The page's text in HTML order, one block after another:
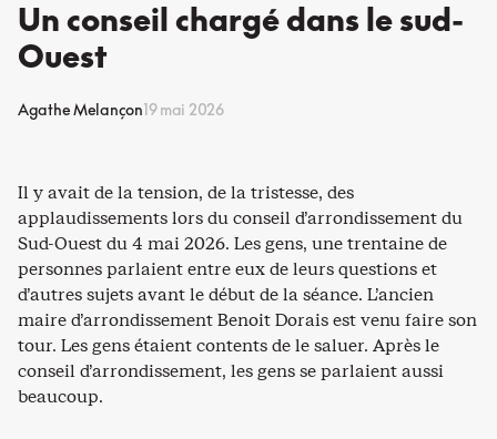
Un conseil chargé dans le sud-
Ouest
Agathe Melançon19 mai 2026
Il y avait de la tension, de la tristesse, des
applaudissements lors du conseil d’arrondissement du
Sud-Ouest du 4 mai 2026. Les gens, une trentaine de
personnes parlaient entre eux de leurs questions et
d’autres sujets avant le début de la séance. L’ancien
maire d’arrondissement Benoit Dorais est venu faire son
tour. Les gens étaient contents de le saluer. Après le
conseil d’arrondissement, les gens se parlaient aussi
beaucoup.